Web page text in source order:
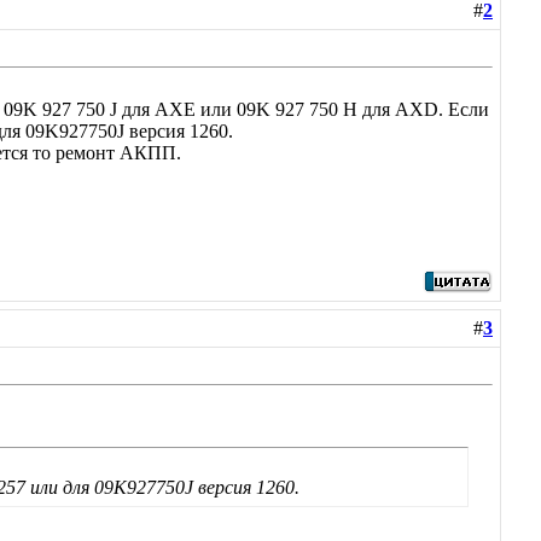
#2
927 750 J для AXE или 09K 927 750 H для AXD. Если
09K927750J версия 1260.
то ремонт АКПП.
#3
или для 09K927750J версия 1260.